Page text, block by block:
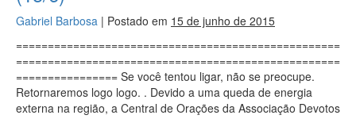
Gabriel Barbosa | Postado em 15 de junho de 2015
===================================================
===================================================
================ Se você tentou ligar, não se preocupe.
Retornaremos logo logo. . Devido a uma queda de energia
externa na região, a Central de Orações da Associação Devotos